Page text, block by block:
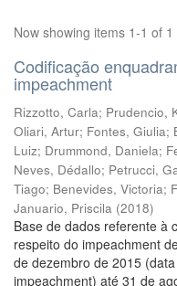
Now showing items 1-1 of 1
Codificação
impeachment
Rizzotto, Carla; Prudencio,
Oliari, Artur; Fontes, Giulia;
Luiz; Drummond, Daniela;
Neves, Dédallo; Petrucci,
Tiago; Benevides, Victoria;
Januario, Priscila (2018)
Base de dados referente à
respeito do impeachment
de dezembro de 2015
impeachment) até 31 de